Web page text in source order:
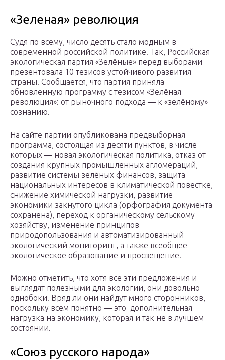
«Зеленая» революция
Судя по всему, число десять стало модным в
современной российской политике. Так, Российская
экологическая партия «Зелёные» перед выборами
презентовала 10 тезисов устойчивого развития
страны. Сообщается, что партия приняла
обновленную программу с тезисом «Зелёная
революция»: от рыночного подхода — к «зелёному»
сознанию.
На сайте партии опубликована предвыборная
программа, состоящая из десяти пунктов, в числе
которых — новая экологическая политика, отказ от
создания крупных промышленных агломераций,
развитие системы зелёных финансов, защита
национальных интересов в климатической повестке,
снижение химической нагрузки, развитие
экономики закнутого цикла (орфография документа
сохранена), переход к органическому сельскому
хозяйству, изменение принципов
природопользования и автоматизированный
экологический мониторинг, а также всеобщее
экологическое образование и просвещение.
Можно отметить, что хотя все эти предложения и
выглядят полезными для экологии, они довольно
однобоки. Вряд ли они найдут много сторонников,
поскольку всем понятно — это дополнительная
нагрузка на экономику, которая и так не в лучшем
состоянии.
«Союз русского народа»